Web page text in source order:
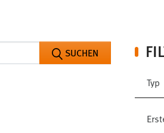
Typ
SUCHEN